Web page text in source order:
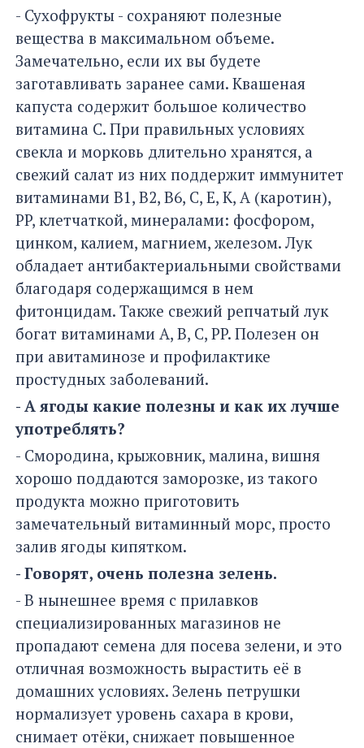
- Сухофрукты - сохраняют полезные
вещества в максимальном объеме.
Замечательно, если их вы будете
заготавливать заранее сами. Квашеная
капуста содержит большое количество
витамина С. При правильных условиях
свекла и морковь длительно хранятся, а
свежий салат из них поддержит иммунитет
витаминами В1, В2, В6, С, E, K, A (каротин),
PP, клетчаткой, минералами: фосфором,
цинком, калием, магнием, железом. Лук
обладает антибактериальными свойствами
благодаря содержащимся в нем
фитонцидам. Также свежий репчатый лук
богат витаминами A, B, C, PP. Полезен он
при авитаминозе и профилактике
простудных заболеваний.
- А ягоды какие полезны и как их лучше
употреблять?
- Смородина, крыжовник, малина, вишня
хорошо поддаются заморозке, из такого
продукта можно приготовить
замечательный витаминный морс, просто
залив ягоды кипятком.
- Говорят, очень полезна зелень.
- В нынешнее время с прилавков
специализированных магазинов не
пропадают семена для посева зелени, и это
отличная возможность вырастить её в
домашних условиях. Зелень петрушки
нормализует уровень сахара в крови,
снимает отёки, снижает повышенное